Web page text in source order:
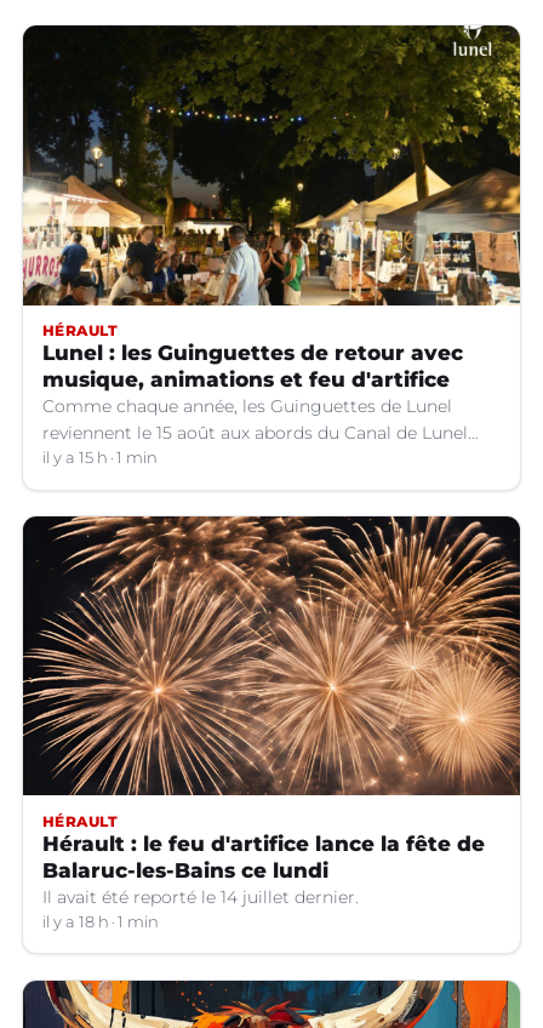
HÉRAULT
Lunel : les Guinguettes de retour avec
musique, animations et feu d'artifice
Comme chaque année, les Guinguettes de Lunel
reviennent le 15 août aux abords du Canal de Lunel
(Hérault).
il y a 15 h 1 min
HÉRAULT
Hérault : le feu d'artifice lance la fête de
Balaruc-les-Bains ce lundi
Il avait été reporté le 14 juillet dernier.
il y a 18 h 1 min